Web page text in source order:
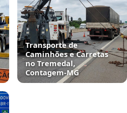
Transporte de
Caminhões e Carretas
no Tremedal,
Contagem‑MG